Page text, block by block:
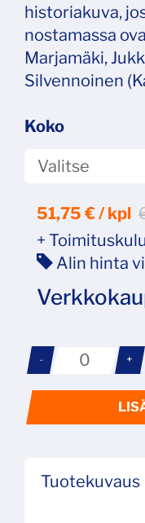
historiakuva,
nostamassa
Marjamäki,
Silvennoinen
Koko
51,75 € / kpl
+
Alin hinta
- +
Tuotekuvaus